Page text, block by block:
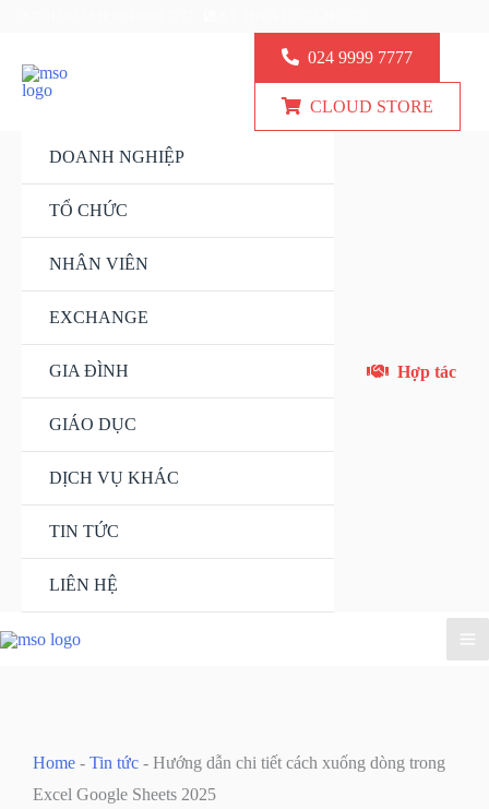
024 9999 7777
CLOUD STORE
DOANH NGHIỆP
TỔ CHỨC
NHÂN VIÊN
EXCHANGE
GIA ĐÌNH
GIÁO DỤC
DỊCH VỤ KHÁC
TIN TỨC
LIÊN HỆ
Hợp tác
Home - Tin tức - Hướng dẫn chi tiết cách xuống dòng trong
Excel Google Sheets 2025